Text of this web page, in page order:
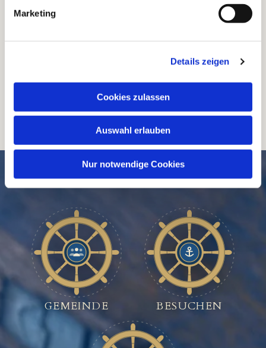
Marketing
Details zeigen
Cookies zulassen
Auswahl erlauben
Nur notwendige Cookies
Foto:Der Moderator Christoph Arta, die
Sopranistin Natalie Beck und der Marienorganist
Johannes Unger gestalteten das Konzert. Foto:
SRF
SCHNELL // NAVIGIERT
GEMEINDE BESUCHEN